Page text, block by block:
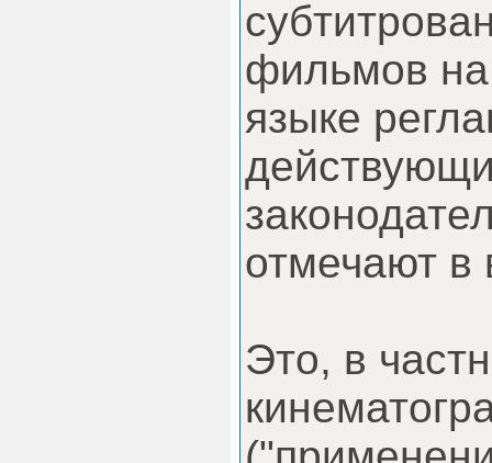
фильмов на
языке
отмечают в
Это, в